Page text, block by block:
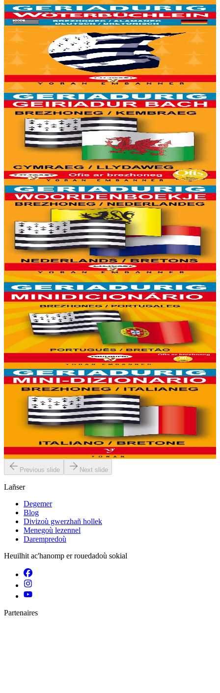
6 vloaz hag ouzhpenn
Yoran Embanner
Geriadurig brezhoneg-alamaneg / alamaneg-
brezhoneg
8000 ger ha troidigezh & fonetik a ya d'ober ar geriadur chakod-
mañ. Kavout a reer e-barzh geriaoueg ar vuhez pemdez.
Er stok
6,00 €
6 vloaz hag ouzhpenn
Yoran Embanner
Geriadurig brezhoneg-kembraeg / kembraeg-
brezhoneg
8000 ger ha troidigezh & fonetik a ya d'ober ar geriadur chakod-
mañ. Kavout a reer e-barzh geriaoueg ar vuhez pemdez.
Er stok6,00 €
6 vloaz hag ouzhpenn
Yoran Embanner
Geriadurig brezhoneg-nederlandeg / nederlandeg-
brezhoneg
8000 ger ha troidigezh & fonetik a ya d'ober ar geriadur chakod-
mañ. Kavout a reer e-barzh geriaoueg ar vuhez pemdez.
Er stok6,00 €
6 vloaz hag ouzhpenn
Yoran Embanner
Geriadurig brezhoneg-portugaleg / portugaleg-
brezhoneg
8000 ger ha troidigezh & fonetik a ya d'ober ar geriadur chakod-
mañ. Kavout a reer e-barzh geriaoueg ar vuhez pemdez.
Er stok6,00 €
6 vloaz hag ouzhpenn
Yoran Embanner
Geriadurig brezhoneg-italianeg / italianeg-
brezhoneg
8000 ger ha troidigezh & fonetik a ya d'ober ar geriadur chakod-
mañ. Kavout a reer e-barzh geriaoueg ar vuhez pemdez.
Er stok6,00 €
Previous slide Next slide
Lañser
Degemer
Blog
Divizoù gwerzhañ hollek
Menegoù lezennel
Darempredoù
Heuilhit ac'hanomp er rouedadoù sokial
Partenaires